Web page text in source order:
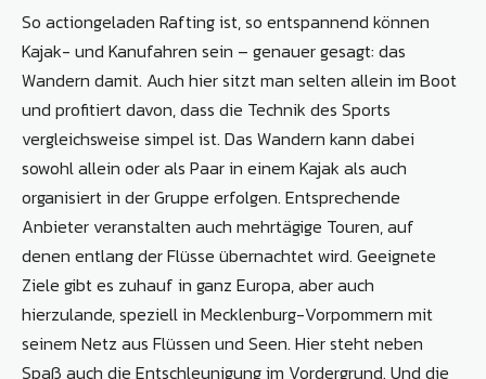
So actiongeladen Rafting ist, so entspannend können
Kajak- und Kanufahren sein – genauer gesagt: das
Wandern damit. Auch hier sitzt man selten allein im Boot
und profitiert davon, dass die Technik des Sports
vergleichsweise simpel ist. Das Wandern kann dabei
sowohl allein oder als Paar in einem Kajak als auch
organisiert in der Gruppe erfolgen. Entsprechende
Anbieter veranstalten auch mehrtägige Touren, auf
denen entlang der ­Flüsse übernachtet wird. Geeignete
Ziele gibt es zuhauf in ganz Europa, aber auch
hierzulande, speziell in Mecklenburg-­Vorpommern mit
seinem Netz aus Flüssen und Seen. Hier steht neben
Spaß auch die Entschleunigung im Vordergrund. Und die